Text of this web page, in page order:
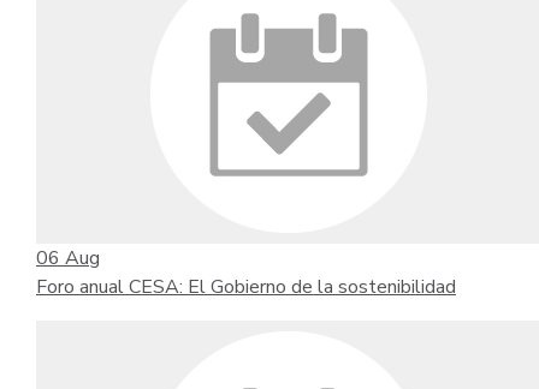
06 Aug
Foro anual CESA: El Gobierno de la sostenibilidad